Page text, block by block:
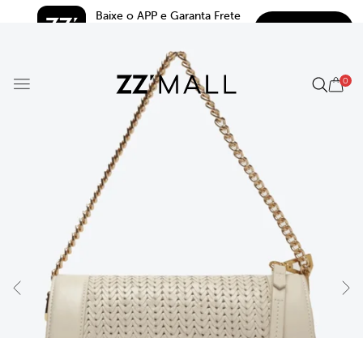
Baixe o APP e Garanta Frete
0